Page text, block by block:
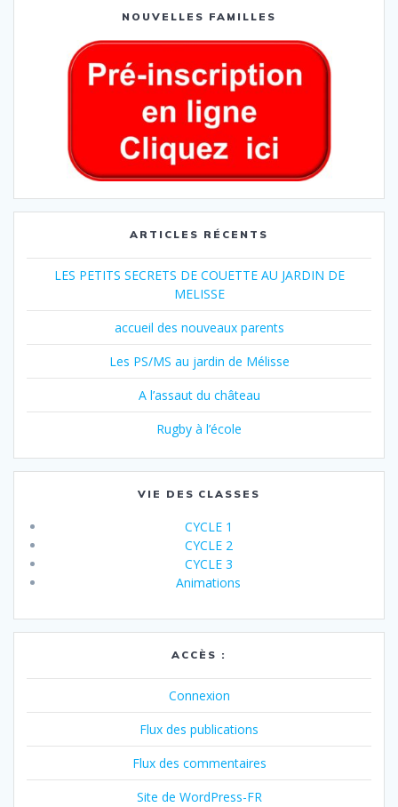
NOUVELLES FAMILLES
ARTICLES RÉCENTS
LES PETITS SECRETS DE COUETTE AU JARDIN DE
MELISSE
accueil des nouveaux parents
Les PS/MS au jardin de Mélisse
A l’assaut du château
Rugby à l’école
VIE DES CLASSES
CYCLE 1
CYCLE 2
CYCLE 3
Animations
ACCÈS :
Connexion
Flux des publications
Flux des commentaires
Site de WordPress-FR